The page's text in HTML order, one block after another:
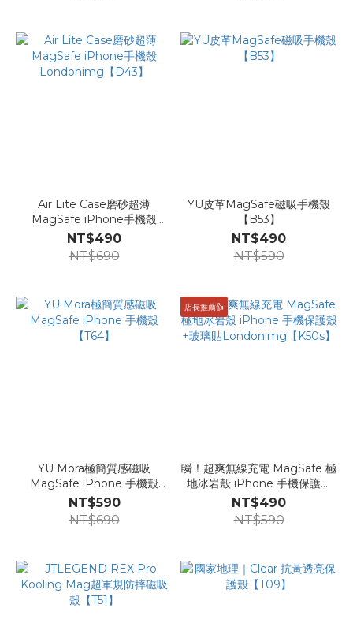
Air Lite Case磨砂超薄
MagSafe iPhone手機殼
Londonimg【D43】
NT$490
NT$690
YU皮革MagSafe磁吸手機殼
【B53】
NT$490
NT$590
YU Mora極簡質感磁吸
MagSafe iPhone 手機殼
【T64】
NT$590
NT$690
店長推薦👍
瞬！超爽無線充電 MagSafe 極
地冰岩殼 iPhone 手機保護殼
+玻璃貼Londonimg【K50s】
NT$490
NT$590